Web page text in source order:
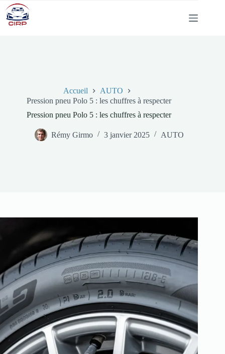
Passer
au
contenu
Accueil
AUTO
Pression pneu Polo 5 : les chuffres à respecter
Pression pneu Polo 5 : les chuffres à respecter
Rémy Girmo 3 janvier 2025 AUTO